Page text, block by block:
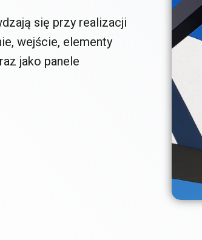
się przy realizacji
wejście, elementy
jako panele